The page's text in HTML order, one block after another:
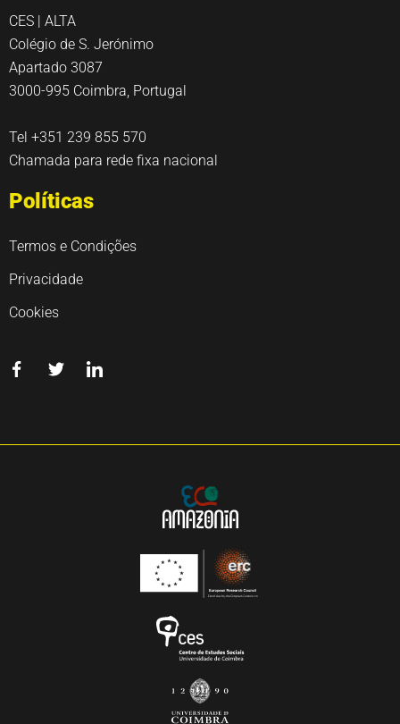
CES | ALTA
Colégio de S. Jerónimo
Apartado 3087
3000-995 Coimbra, Portugal
Tel +351 239 855 570
Chamada para rede fixa nacional
Políticas
Termos e Condições
Privacidade
Cookies